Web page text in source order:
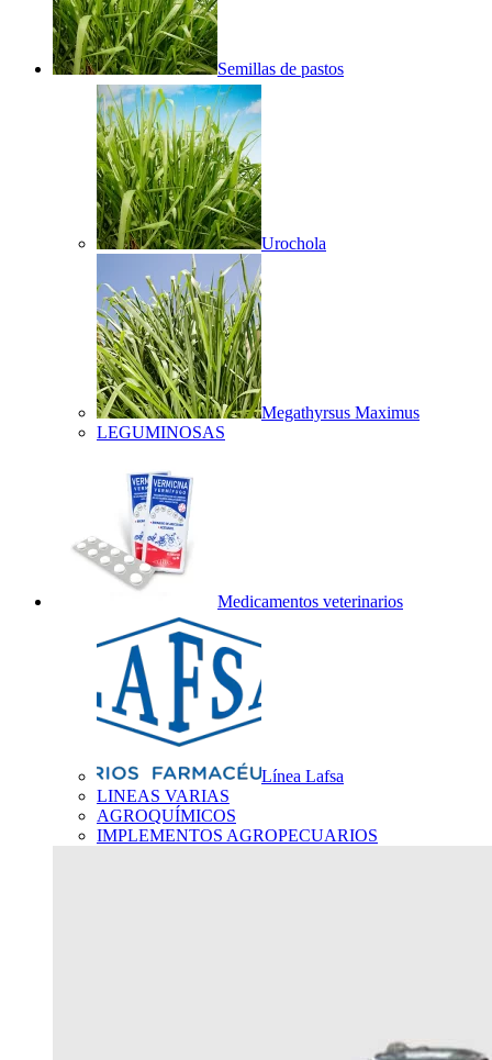
Semillas de pastos
Urochola
Megathyrsus Maximus
LEGUMINOSAS
Medicamentos veterinarios
Línea Lafsa
LINEAS VARIAS
AGROQUÍMICOS
IMPLEMENTOS AGROPECUARIOS